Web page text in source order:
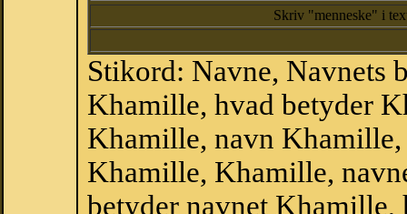
Skriv "menneske" i
Stikord: Navne, Navnets
Khamille, hvad betyder
Khamille, navn
Khamille, Khamille,
betyder navnet